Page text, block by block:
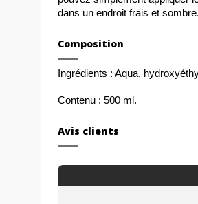
dans un endroit frais et sombre.
Composition
Ingrédients : Aqua,
Contenu : 500 ml.
Avis clients